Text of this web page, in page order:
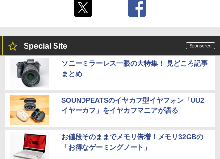
Special Site
ソニーミラーレス一眼の大特集！ 見どころ記事
まとめ
SOUNDPEATSのイヤカフ型イヤフォン「UU2
イヤーカフ」をイヤカフマニアが語る
お値段そのままでメモリ倍増！メモリ32GBの
「お得なゲーミングノート」